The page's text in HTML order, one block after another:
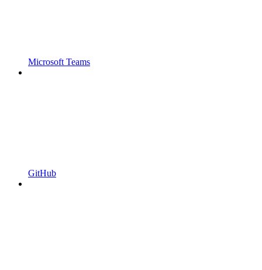
Microsoft Teams
GitHub